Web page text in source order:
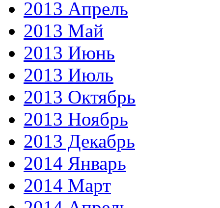
2013 Апрель
2013 Май
2013 Июнь
2013 Июль
2013 Октябрь
2013 Ноябрь
2013 Декабрь
2014 Январь
2014 Март